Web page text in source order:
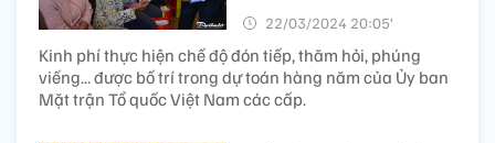
22/03/2024 20:05’
Kinh phí thực hiện chế độ đón tiếp, thăm hỏi, phúng
viếng... được bố trí trong dự toán hàng năm của Ủy ban
Mặt trận Tổ quốc Việt Nam các cấp.